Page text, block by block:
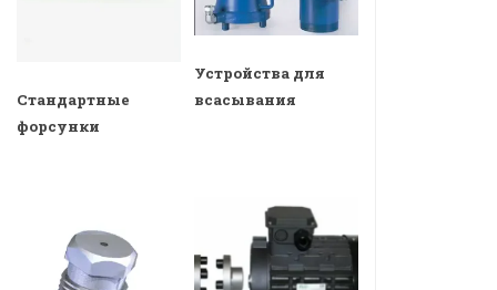
Стандартные
форсунки
Устройства для
всасывания